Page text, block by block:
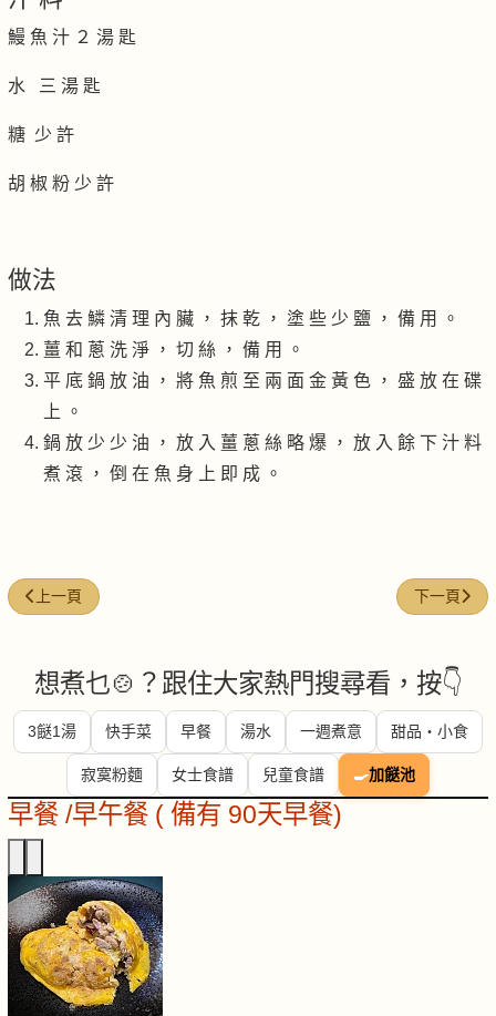
鰻 魚 汁 ２ 湯 匙
水 三 湯 匙
糖 少 許
胡 椒 粉 少 許
做法
魚 去 鱗 清 理 內 臟 ， 抹 乾 ， 塗 些 少 鹽 ， 備 用 。
薑 和 蔥 洗 淨 ， 切 絲 ， 備 用 。
平 底 鍋 放 油 ， 將 魚 煎 至 兩 面 金 黃 色 ， 盛 放 在 碟
上 。
鍋 放 少 少 油 ， 放 入 薑 蔥 絲 略 爆 ， 放 入 餘 下 汁 料
煮 滾 ， 倒 在 魚 身 上 即 成 。
上一篇文章: 蠔油蒸魚
上一頁 下一篇文章
下一頁
想煮乜🍲？跟住大家熱門搜尋看，按👇
3餸1湯 快手菜 早餐 湯水 一週煮意 甜品・小食
寂寞粉麵 女士食譜 兒童食譜 🍳加餸池
早餐 /早午餐 ( 備有 90天早餐)